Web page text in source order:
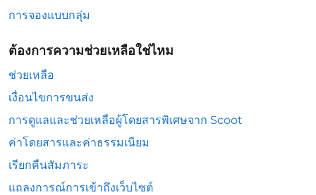
การจองแบบกลุ่ม
ต้องการความช่วยเหลือใช่ไหม
ช่วยเหลือ
เงื่อนไขการขนส่ง
การดูแลและช่วยเหลือผู้โดยสารพิเศษจาก Scoot
ค่าโดยสารและค่าธรรมเนียม
เรียกคืนสัมภาระ
แถลงการณ์การเข้าถึงเว็บไซต์